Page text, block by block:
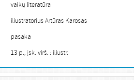
vaikų literatūra
iliustratorius Artūras Karosas
pasaka
13 p., įsk. virš. : iliustr.